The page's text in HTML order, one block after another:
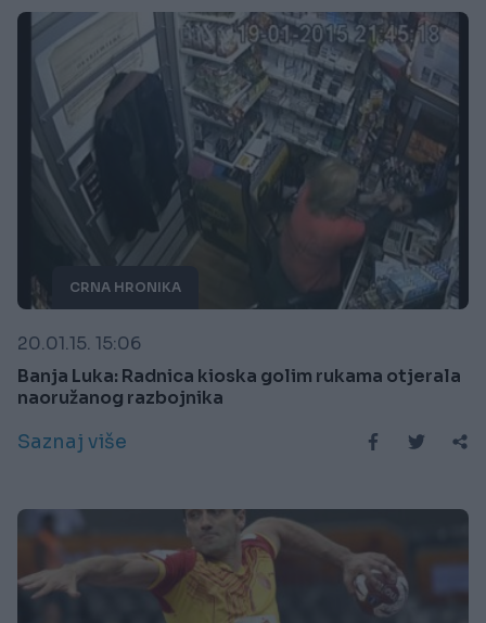
CRNA HRONIKA
20.01.15. 15:06
Banja Luka: Radnica kioska golim rukama otjerala
naoružanog razbojnika
Saznaj više